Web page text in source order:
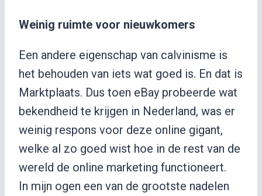
Weinig ruimte voor nieuwkomers
Een andere eigenschap van calvinisme is
het behouden van iets wat goed is. En dat is
Marktplaats. Dus toen eBay probeerde wat
bekendheid te krijgen in Nederland, was er
weinig respons voor deze online gigant,
welke al zo goed wist hoe in de rest van de
wereld de online marketing functioneert.
In mijn ogen een van de grootste nadelen